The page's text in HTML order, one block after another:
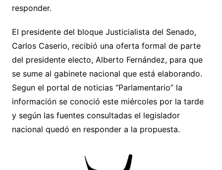
responder.
El presidente del bloque Justicialista del Senado,
Carlos Caserio, recibió una oferta formal de parte
del presidente electo, Alberto Fernández, para que
se sume al gabinete nacional que está elaborando.
Segun el portal de noticias “Parlamentario” la
información se conoció este miércoles por la tarde
y según las fuentes consultadas el legislador
nacional quedó en responder a la propuesta.